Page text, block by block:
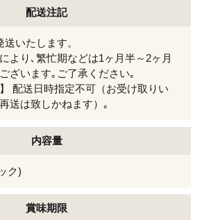
配送注記
いたします。
より､繁忙期などは1ヶ月半～2ヶ月
ざいます｡ご了承ください｡
配送日時指定不可（お受け取りい
送は致しかねます）｡
内容量
ク)
賞味期限